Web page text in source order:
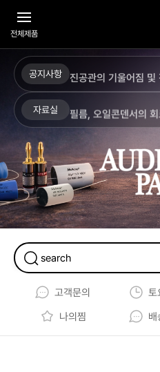
전체제품
공지사항
진공관 정밀검수 및
2026년 8월 무이자
진공관 바닥 밑부분의
진공관 교환 / AS 가
진공관 정밀검수 및
2026년 8월 무이자
자료실
고정바이어스 조정법
고정바이어스 조정법
고객문의 토
나의찜
배